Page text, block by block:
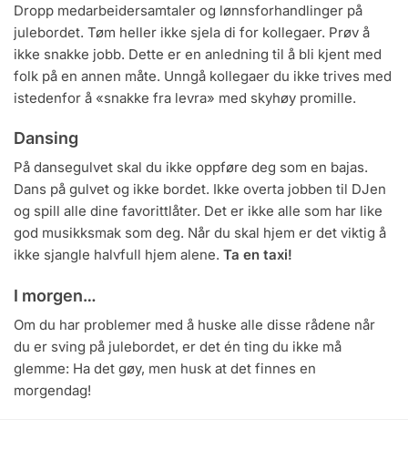
Dropp medarbeidersamtaler og lønnsforhandlinger på
julebordet. Tøm heller ikke sjela di for kollegaer. Prøv å
ikke snakke jobb. Dette er en anledning til å bli kjent med
folk på en annen måte. Unngå kollegaer du ikke trives med
istedenfor å «snakke fra levra» med skyhøy promille.
Dansing
På dansegulvet skal du ikke oppføre deg som en bajas.
Dans på gulvet og ikke bordet. Ikke overta jobben til DJen
og spill alle dine favorittlåter. Det er ikke alle som har like
god musikksmak som deg. Når du skal hjem er det viktig å
ikke sjangle halvfull hjem alene. Ta en taxi!
I morgen…
Om du har problemer med å huske alle disse rådene når
du er sving på julebordet, er det én ting du ikke må
glemme: Ha det gøy, men husk at det finnes en
morgendag!